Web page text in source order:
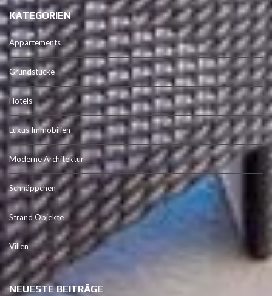
KATEGORIEN
Appartements
Grundstücke
Hotels
Luxus Immobilien
Moderne Architektur
Schnäppchen
Strand Objekte
Villen
NEUESTE BEITRÄGE